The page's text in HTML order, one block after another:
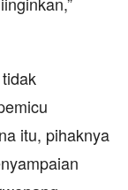
itu, pihaknya